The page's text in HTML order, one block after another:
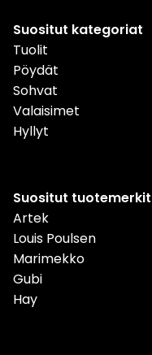
Suositut kategoriat
Tuolit
Pöydät
Sohvat
Valaisimet
Hyllyt
Suositut tuotemerkit
Artek
Louis Poulsen
Marimekko
Gubi
Hay